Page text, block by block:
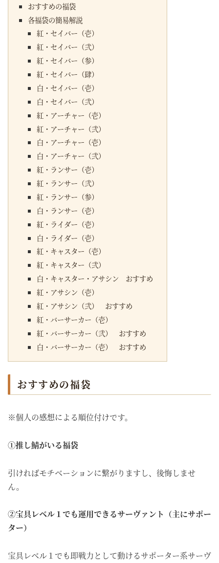
おすすめの福袋
各福袋の簡易解説
紅・セイバー（壱）
紅・セイバー（弐）
紅・セイバー（参）
紅・セイバー（肆）
白・セイバー（壱）
白・セイバー（弐）
紅・アーチャー（壱）
紅・アーチャー（弐）
白・アーチャー（壱）
白・アーチャー（弐）
紅・ランサー（壱）
紅・ランサー（弐）
紅・ランサー（参）
白・ランサー（壱）
紅・ライダー（壱）
白・ライダー（壱）
紅・キャスター（壱）
紅・キャスター（弐）
白・キャスター・アサシン おすすめ
紅・アサシン（壱）
紅・アサシン（弐） おすすめ
紅・バーサーカー（壱）
紅・バーサーカー（弐） おすすめ
白・バーサーカー（壱） おすすめ
おすすめの福袋
※個人の感想による順位付けです。
①推し鯖がいる福袋
引ければモチベーションに繋がりますし、後悔しませ
ん。
②宝具レベル１でも運用できるサーヴァント（主にサポー
ター）
宝具レベル１でも即戦力として動けるサポーター系サーヴ